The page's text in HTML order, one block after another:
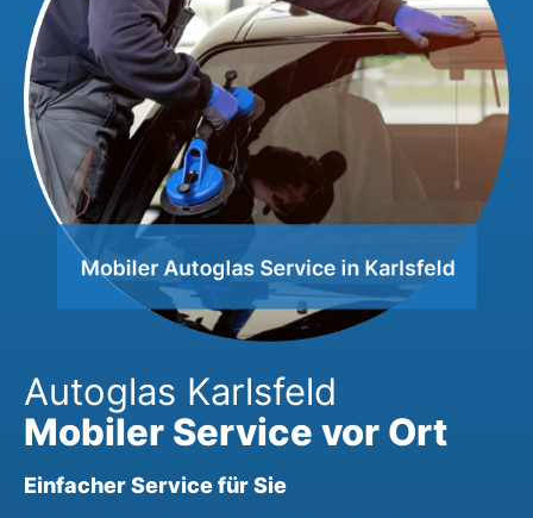
Autoglas Karlsfeld
Mobiler Service vor Ort
Einfacher Service für Sie